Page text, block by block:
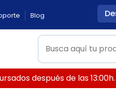
Blog
después de las